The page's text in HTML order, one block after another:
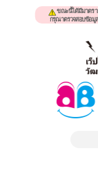
ขณะนี้ได้มีมาตรา
กรุณาตรวจสอบข้อมูล